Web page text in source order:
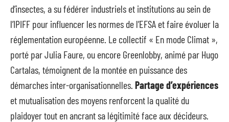
d’insectes, a su fédérer industriels et institutions au sein de
l’IPIFF pour influencer les normes de l’EFSA et faire évoluer la
réglementation européenne. Le collectif « En mode Climat »,
porté par Julia Faure, ou encore Greenlobby, animé par Hugo
Cartalas, témoignent de la montée en puissance des
démarches inter-organisationnelles. Partage d’expériences
et mutualisation des moyens renforcent la qualité du
plaidoyer tout en ancrant sa légitimité face aux décideurs.